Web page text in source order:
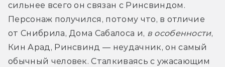
сильнее всего он связан с Ринсвиндом.
Персонаж получился, потому что, в отличие
от Снибрила, Дома Сабалоса и, в особенности,
Кин Арад, Ринсвинд — неудачник, он самый
обычный человек. Сталкиваясь с ужасающим